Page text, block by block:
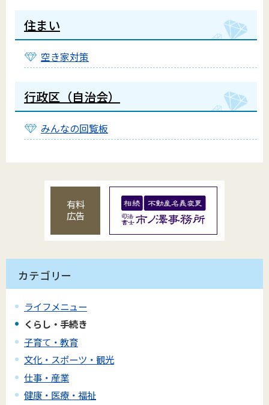
住まい
空き家対策
行政区（自治会）
みんなの回覧板
有料
広告
カテゴリー
ライフメニュー
くらし・手続き
子育て・教育
文化・スポーツ・観光
仕事・産業
健康・医療・福祉